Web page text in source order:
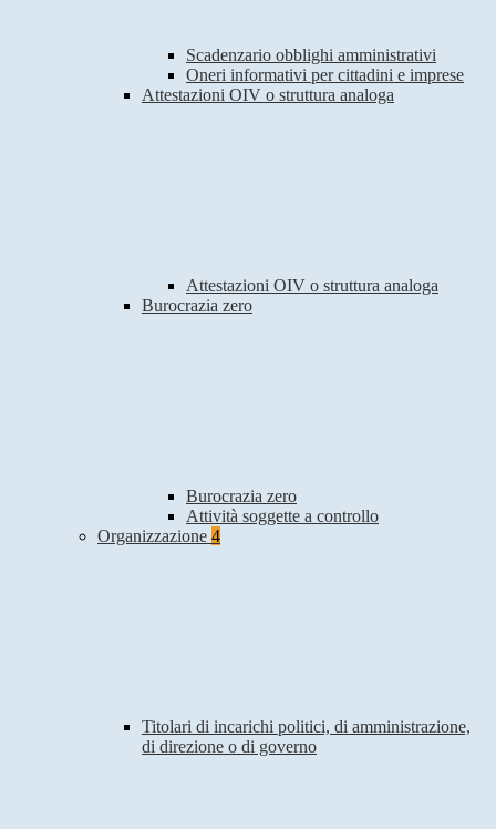
Scadenzario obblighi amministrativi
Oneri informativi per cittadini e imprese
Attestazioni OIV o struttura analoga
Attestazioni OIV o struttura analoga
Burocrazia zero
Burocrazia zero
Attività soggette a controllo
Organizzazione 4
Titolari di incarichi politici, di amministrazione,
di direzione o di governo